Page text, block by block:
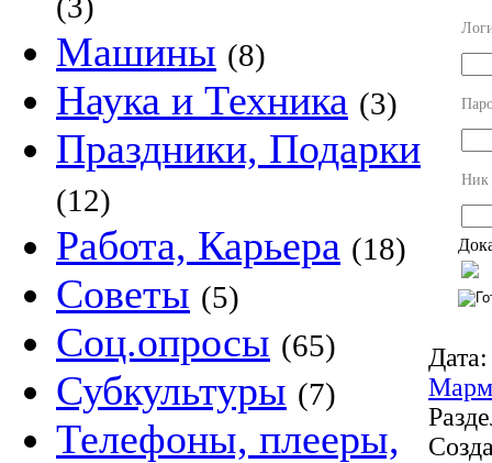
Машины (8)
Наука и Техника (3)
Праздники, Подарки
(12)
Работа, Карьера (18)
Советы (5)
Соц.опросы (65)
Субкультуры (7)
Телефоны, плееры,
Ник
Дата: